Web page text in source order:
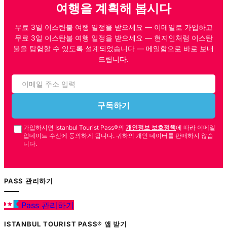
여행을 계획해 봅시다
무료 3일 이스탄불 여행 일정을 받으세요 — 이메일로 가입하고
무료 3일 이스탄불 여행 일정을 받으세요 — 현지인처럼 이스탄
불을 탐험할 수 있도록 설계되었습니다 — 메일함으로 바로 보내
드립니다.
구독하기
가입하시면 Istanbul Tourist Pass®의 개인정보 보호정책에 따라 이메일
업데이트 수신에 동의하게 됩니다. 귀하의 개인 데이터를 판매하지 않습
니다.
PASS 관리하기
Pass 관리하기
ISTANBUL TOURIST PASS® 앱 받기